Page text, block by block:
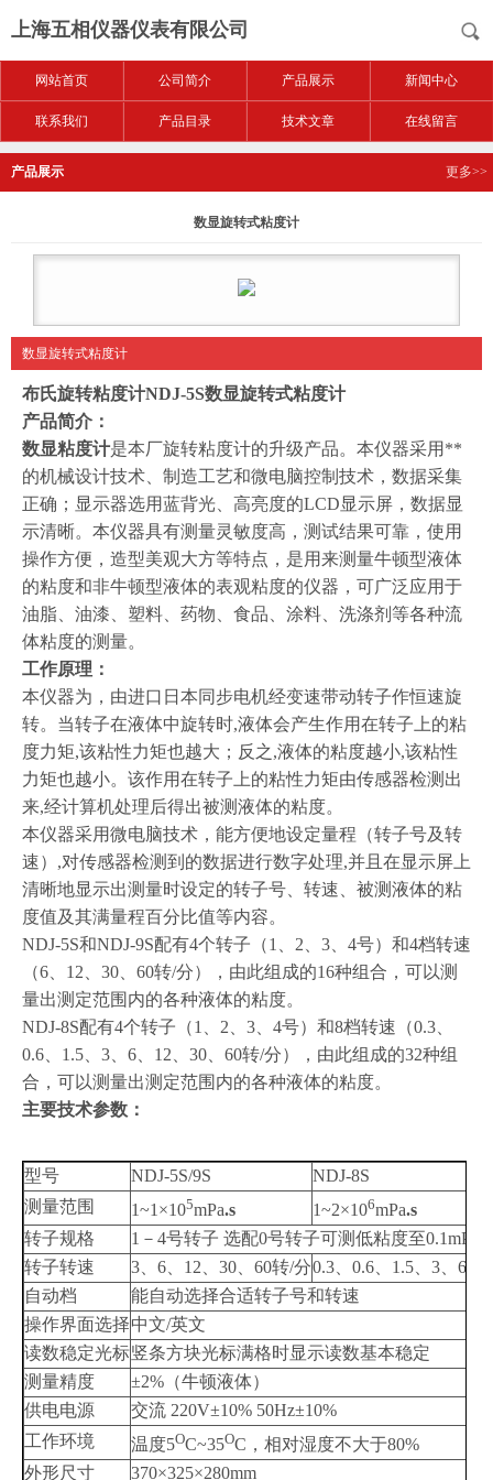
上海五相仪器仪表有限公司
网站首页 公司简介 产品展示 新闻中心
联系我们 产品目录 技术文章 在线留言
产品展示 更多>>
数显旋转式粘度计
数显旋转式粘度计
布氏旋转粘度计NDJ-5S数显旋转式粘度计
产品简介：
数显粘度计是本厂旋转粘度计的升级产品。本仪器采用**
的机械设计技术、制造工艺和微电脑控制技术，数据采集
正确；显示器选用蓝背光、高亮度的LCD显示屏，数据显
示清晰。本仪器具有测量灵敏度高，测试结果可靠，使用
操作方便，造型美观大方等特点，是用来测量牛顿型液体
的粘度和非牛顿型液体的表观粘度的仪器，可广泛应用于
油脂、油漆、塑料、药物、食品、涂料、洗涤剂等各种流
体粘度的测量。
工作原理：
本仪器为 ，由进口日本同步电机经变速带动转子作恒速旋
转。当转子在液体中旋转时,液体会产生作用在转子上的粘
度力矩,该粘性力矩也越大；反之,液体的粘度越小,该粘性
力矩也越小。该作用在转子上的粘性力矩由传感器检测出
来,经计算机处理后得出被测液体的粘度。
本仪器采用微电脑技术，能方便地设定量程（转子号及转
速）,对传感器检测到的数据进行数字处理,并且在显示屏上
清晰地显示出测量时设定的转子号、转速、被测液体的粘
度值及其满量程百分比值等内容。
NDJ-5S和NDJ-9S配有4个转子（1、2、3、4号）和4档转速
（6、12、30、60转/分），由此组成的16种组合，可以测
量出测定范围内的各种液体的粘度。
NDJ-8S配有4个转子（1、2、3、4号）和8档转速（0.3、
0.6、1.5、3、6、12、30、60转/分），由此组成的32种组
合，可以测量出测定范围内的各种液体的粘度。
主要技术参数：
型号 NDJ-5S/9S
NDJ-8S
测量范围
1~1×105mPa.s 1~2×106mPa.s
转子规格
1 －4号转子 选配0号转子可测低粘度至0.1mPa.s
转子转速
3 、6、12、30、60转/分0.3 、0.6、1.5、3、6
自动档
能自动选择合适转子号和转速
操作界面选择中文/英文
读数稳定光标竖条方块光标满格时显示读数基本稳定
测量精度
±2% （牛顿液体）
供电电源
交流 220V±10% 50Hz±10%
工作环境
温度5OC~35OC，相对湿度不大于80%
外形尺寸
370×325×280mm